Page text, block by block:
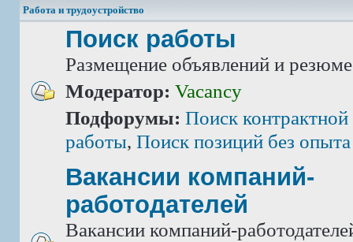
Работа и трудоустройство
Поиск работы
Размещение объявлений и резюме
Модератор: Vacancy
Подфорумы: Поиск
работы, Поиск позиций без
Вакансии компаний-
работодателей
Вакансии компаний-